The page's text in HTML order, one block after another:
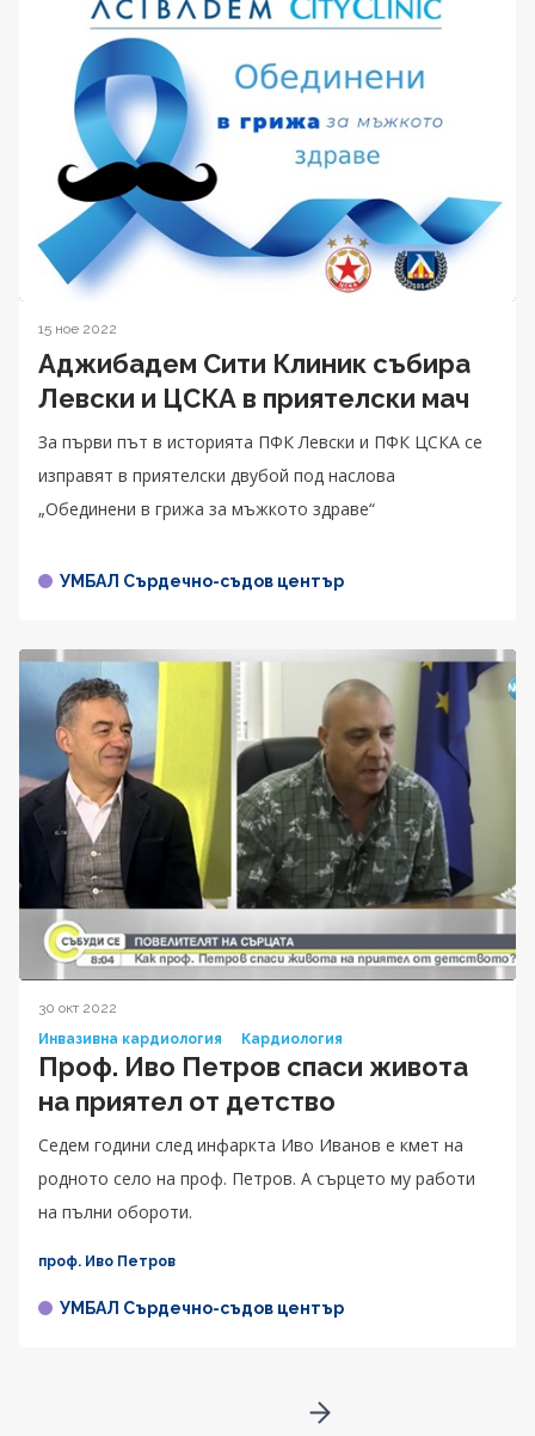
15 ное 2022
Аджибадем Сити Клиник събира
Левски и ЦСКА в приятелски мач
За първи път в историята ПФК Левски и ПФК ЦСКА се
изправят в приятелски двубой под наслова
„Обединени в грижа за мъжкото здраве“
УМБАЛ Сърдечно-съдов център
30 окт 2022
Инвазивна кардиология
Кардиология
Проф. Иво Петров спаси живота
на приятел от детство
Седем години след инфаркта Иво Иванов е кмет на
родното село на проф. Петров. А сърцето му работи
на пълни обороти.
проф. Иво Петров
УМБАЛ Сърдечно-съдов център
Go to next page